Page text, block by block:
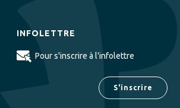
INFOLETTRE
Pour s'inscrire à l'infolettre
S'inscrire